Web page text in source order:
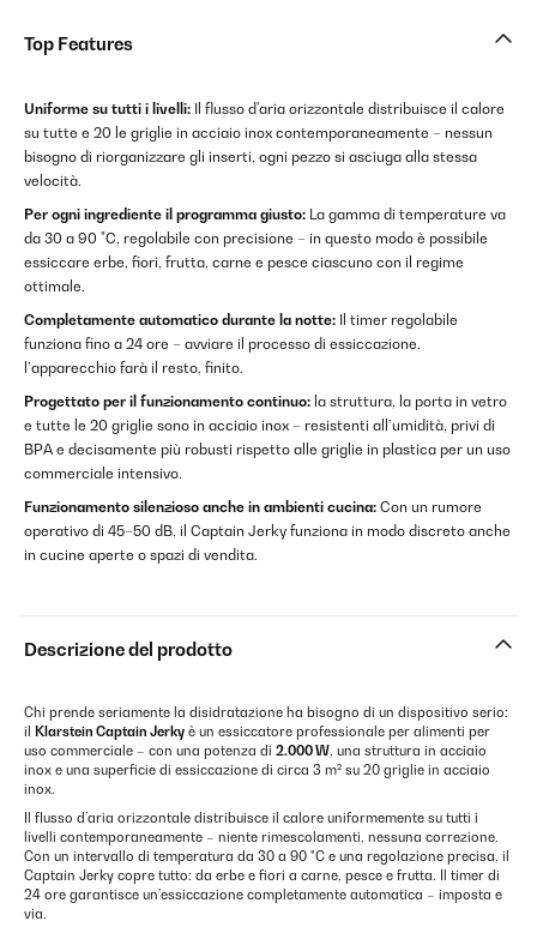
Top Features
Uniforme su tutti i livelli: Il flusso d'aria orizzontale distribuisce il calore
su tutte e 20 le griglie in acciaio inox contemporaneamente – nessun
bisogno di riorganizzare gli inserti, ogni pezzo si asciuga alla stessa
velocità.
Per ogni ingrediente il programma giusto: La gamma di temperature va
da 30 a 90 °C, regolabile con precisione – in questo modo è possibile
essiccare erbe, fiori, frutta, carne e pesce ciascuno con il regime
ottimale.
Completamente automatico durante la notte: Il timer regolabile
funziona fino a 24 ore – avviare il processo di essiccazione,
l’apparecchio farà il resto, finito.
Progettato per il funzionamento continuo: la struttura, la porta in vetro
e tutte le 20 griglie sono in acciaio inox – resistenti all’umidità, privi di
BPA e decisamente più robusti rispetto alle griglie in plastica per un uso
commerciale intensivo.
Funzionamento silenzioso anche in ambienti cucina: Con un rumore
operativo di 45–50 dB, il Captain Jerky funziona in modo discreto anche
in cucine aperte o spazi di vendita.
Descrizione del prodotto
Chi prende seriamente la disidratazione ha bisogno di un dispositivo serio:
il
Klarstein Captain Jerky è un essiccatore professionale per alimenti per
uso commerciale – con una potenza di 2.000 W, una struttura in acciaio
inox e una superficie di essiccazione di circa 3 m² su 20 griglie in acciaio
inox.
Il flusso d’aria orizzontale distribuisce il calore uniformemente su tutti i
livelli contemporaneamente – niente rimescolamenti, nessuna correzione.
Con un intervallo di temperatura da 30 a 90 °C e una regolazione precisa, il
Captain Jerky copre tutto: da erbe e fiori a carne, pesce e frutta. Il timer di
24 ore garantisce un’essiccazione completamente automatica – imposta e
via.